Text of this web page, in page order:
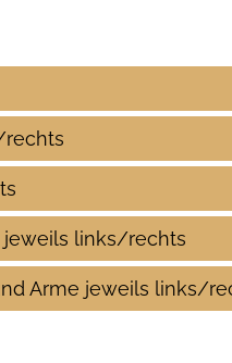
rechts
jeweils links/rechts
Arme jeweils links/